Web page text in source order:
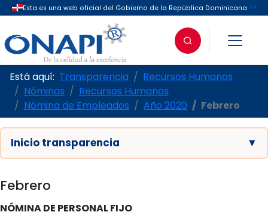
Está aquí: Transparencia
Recursos Humanos
Nóminas
Recursos Humanos
Nómina de Empleados
Año 2020 Febrero
Inicio transparencia ▼
Febrero
NÓMINA DE PERSONAL FIJO